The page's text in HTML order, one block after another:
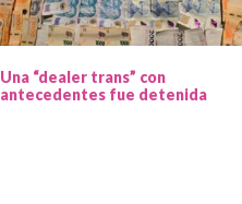
Una “dealer trans” con
antecedentes fue detenida